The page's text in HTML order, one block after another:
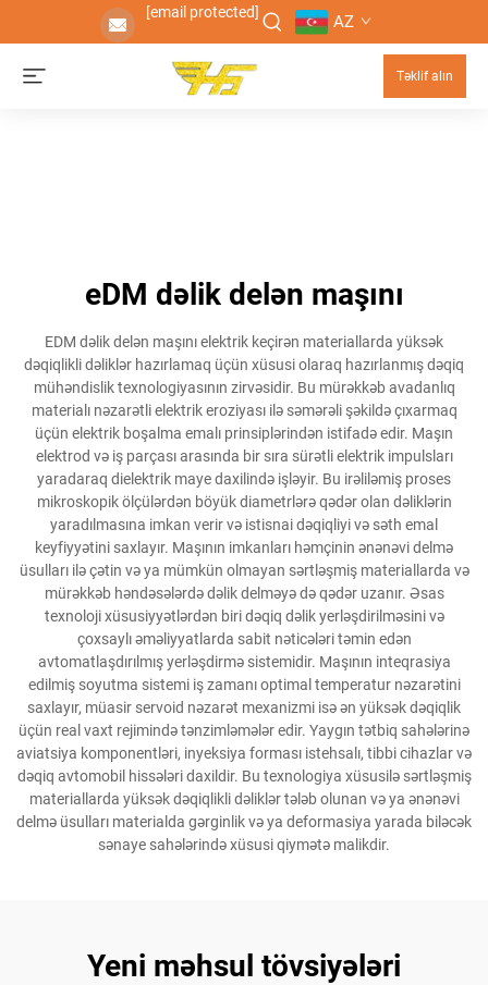
[email protected] AZ
Təklif alın
eDM dəlik delən maşını
EDM dəlik delən maşını elektrik keçirən materiallarda yüksək
dəqiqlikli dəliklər hazırlamaq üçün xüsusi olaraq hazırlanmış dəqiq
mühəndislik texnologiyasının zirvəsidir. Bu mürəkkəb avadanlıq
materialı nəzarətli elektrik eroziyası ilə səmərəli şəkildə çıxarmaq
üçün elektrik boşalma emalı prinsiplərindən istifadə edir. Maşın
elektrod və iş parçası arasında bir sıra sürətli elektrik impulsları
yaradaraq dielektrik maye daxilində işləyir. Bu irəliləmiş proses
mikroskopik ölçülərdən böyük diametrlərə qədər olan dəliklərin
yaradılmasına imkan verir və istisnai dəqiqliyi və səth emal
keyfiyyətini saxlayır. Maşının imkanları həmçinin ənənəvi delmə
üsulları ilə çətin və ya mümkün olmayan sərtləşmiş materiallarda və
mürəkkəb həndəsələrdə dəlik delməyə də qədər uzanır. Əsas
texnoloji xüsusiyyətlərdən biri dəqiq dəlik yerləşdirilməsini və
çoxsaylı əməliyyatlarda sabit nəticələri təmin edən
avtomatlaşdırılmış yerləşdirmə sistemidir. Maşının inteqrasiya
edilmiş soyutma sistemi iş zamanı optimal temperatur nəzarətini
saxlayır, müasir servoid nəzarət mexanizmi isə ən yüksək dəqiqlik
üçün real vaxt rejimində tənzimləmələr edir. Yaygın tətbiq sahələrinə
aviatsiya komponentləri, inyeksiya forması istehsalı, tibbi cihazlar və
dəqiq avtomobil hissələri daxildir. Bu texnologiya xüsusilə sərtləşmiş
materiallarda yüksək dəqiqlikli dəliklər tələb olunan və ya ənənəvi
delmə üsulları materialda gərginlik və ya deformasiya yarada biləcək
sənaye sahələrində xüsusi qiymətə malikdir.
Yeni məhsul tövsiyələri